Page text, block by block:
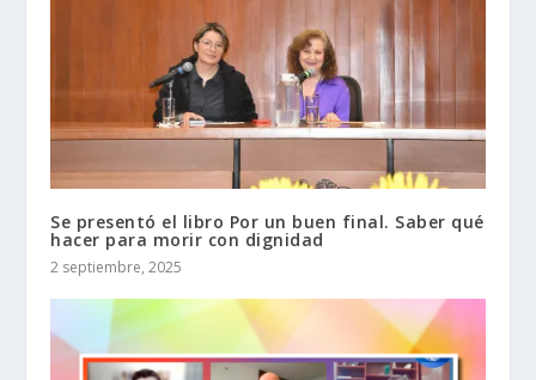
Se presentó el libro Por un buen final. Saber qué
hacer para morir con dignidad
2 septiembre, 2025